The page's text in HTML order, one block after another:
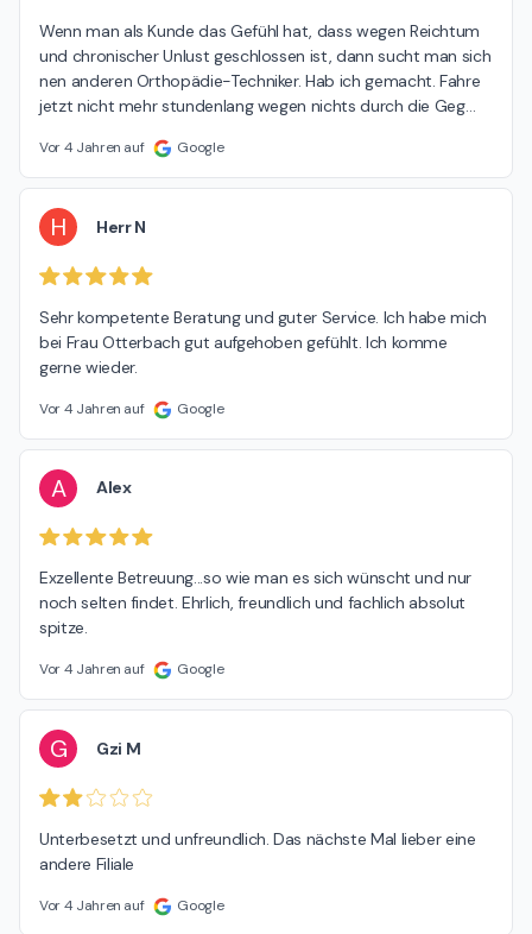
Wenn man als Kunde das Gefühl hat, dass wegen Reichtum
und chronischer Unlust geschlossen ist, dann sucht man sich
nen anderen Orthopädie-Techniker. Hab ich gemacht. Fahre
jetzt nicht mehr stundenlang wegen nichts durch die Geg…
Vor 4 Jahren auf Google
H Herr N
Sehr kompetente Beratung und guter Service. Ich habe mich
bei Frau Otterbach gut aufgehoben gefühlt. Ich komme
gerne wieder.
Vor 4 Jahren auf Google
A Alex
Exzellente Betreuung...so wie man es sich wünscht und nur
noch selten findet. Ehrlich, freundlich und fachlich absolut
spitze.
Vor 4 Jahren auf Google
G Gzi M
Unterbesetzt und unfreundlich. Das nächste Mal lieber eine
andere Filiale
Vor 4 Jahren auf Google